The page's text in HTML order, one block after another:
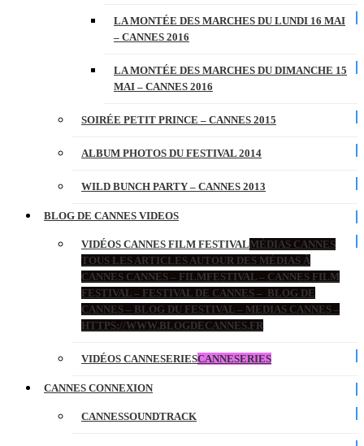
LA MONTÉE DES MARCHES DU LUNDI 16 MAI
– CANNES 2016
LA MONTÉE DES MARCHES DU DIMANCHE 15
MAI – CANNES 2016
SOIRÉE PETIT PRINCE – CANNES 2015
ALBUM PHOTOS DU FESTIVAL 2014
WILD BUNCH PARTY – CANNES 2013
BLOG DE CANNES VIDEOS
VIDÉOS CANNES FILM FESTIVALMÉDIAS CANNES
TOUS LES ARTICLES AUTOUR DES MÉDIAS À
CANNES CANNES – FILMFESTIVAL – CANNES FILM
FESTIVAL – FESTIVAL DE CANNES – BLOG DE
CANNES – BLOG DU FESTIVAL – MEDIAS CANNES –
HTTPS://WWW.BLOGDECANNES.FR
VIDÉOS CANNESERIESCANNESERIES
CANNES CONNEXION
CANNESSOUNDTRACK